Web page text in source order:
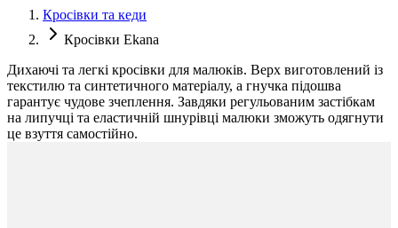
Кросівки та кеди
Кросівки Ekana
Дихаючі та легкі кросівки для малюків. Верх виготовлений із
текстилю та синтетичного матеріалу, а гнучка підошва
гарантує чудове зчеплення. Завдяки регульованим застібкам
на липучці та еластичній шнурівці малюки зможуть одягнути
це взуття самостійно.